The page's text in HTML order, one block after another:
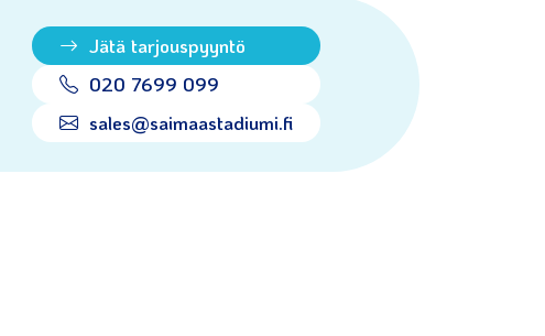
Jätä tarjouspyyntö
020 7699 099
sales@saimaastadiumi.fi